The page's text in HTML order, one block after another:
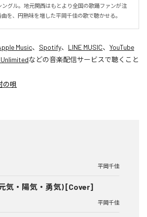
グル。地元関西はもとより全国の歌踊ファンが注
を、円熟味を増した平岡千佳の歌で聴かせる。
Music、 Spotify、 LINE MUSIC、 YouTube
などの音楽配信サービスで聴くこと
の唄
平岡千佳
気・陽気・勇気) [Cover]
平岡千佳